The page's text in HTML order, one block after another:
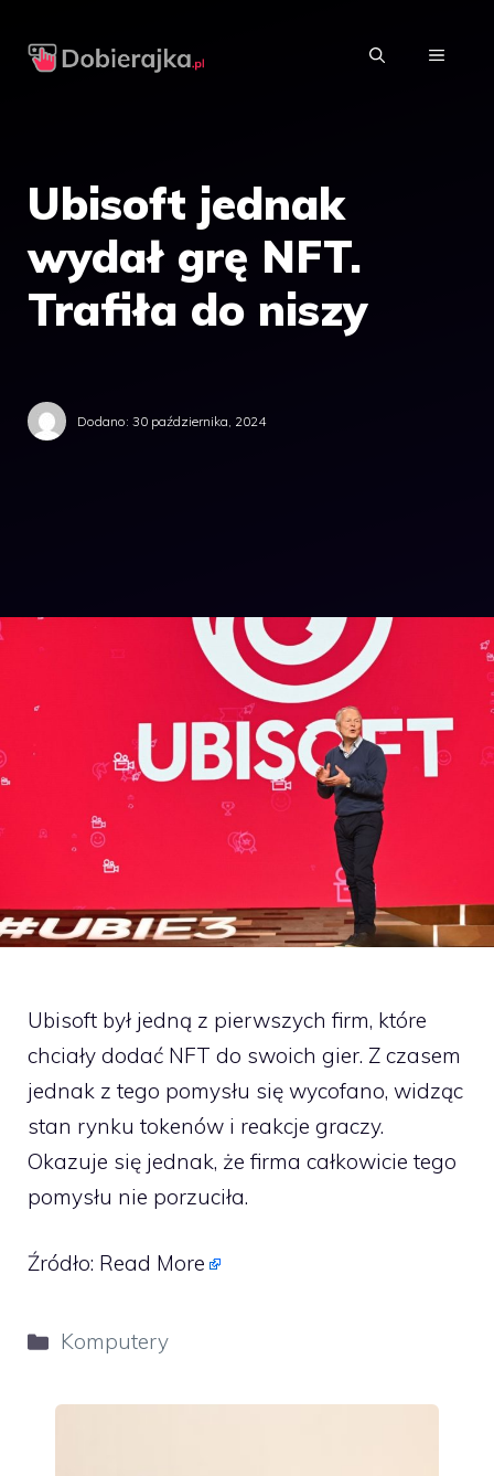
MENU
Ubisoft jednak
wydał grę NFT.
Trafiła do niszy
Dodano: 30 października, 2024
Ubisoft był jedną z pierwszych firm, które
chciały dodać NFT do swoich gier. Z czasem
jednak z tego pomysłu się wycofano, widząc
stan rynku tokenów i reakcje graczy.
Okazuje się jednak, że firma całkowicie tego
pomysłu nie porzuciła.
Źródło: Read More
Kategorie
Komputery